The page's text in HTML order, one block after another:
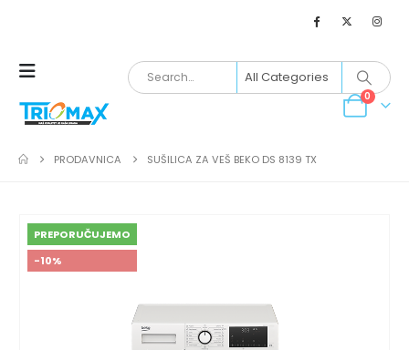
0
PRODAVNICA SUŠILICA ZA VEŠ BEKO DS 8139 TX
PREPORUČUJEMO
-10%